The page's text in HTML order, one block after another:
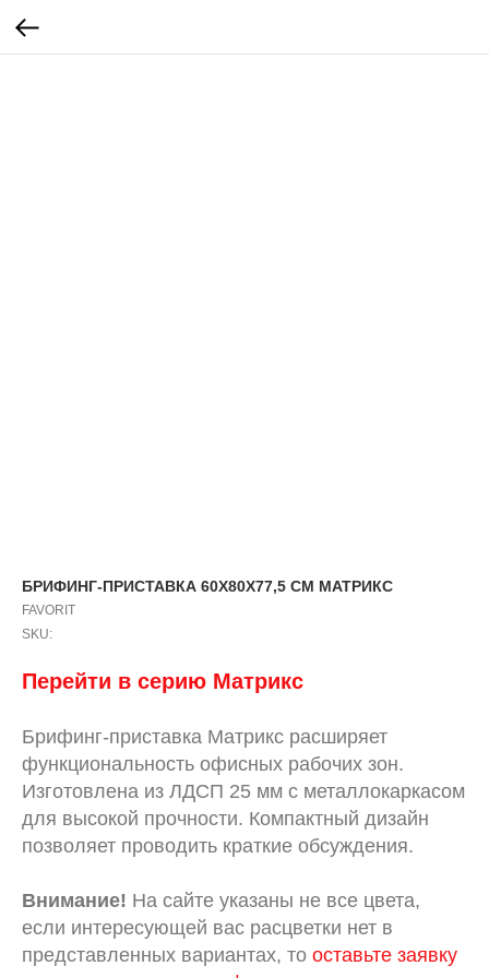
БРИФИНГ-ПРИСТАВКА 60X80X77,5 СМ МАТРИКС
FAVORIT
SKU:
Перейти в серию Матрикс
Брифинг-приставка Матрикс расширяет
функциональность офисных рабочих зон.
Изготовлена из ЛДСП 25 мм с металлокаркасом
для высокой прочности. Компактный дизайн
позволяет проводить краткие обсуждения.
Внимание! На сайте указаны не все цвета,
если интересующей вас расцветки нет в
представленных вариантах, то оставьте заявку